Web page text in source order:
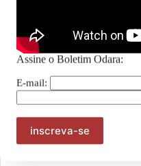
Assine o Boletim Odara:
E-mail:
Notícias